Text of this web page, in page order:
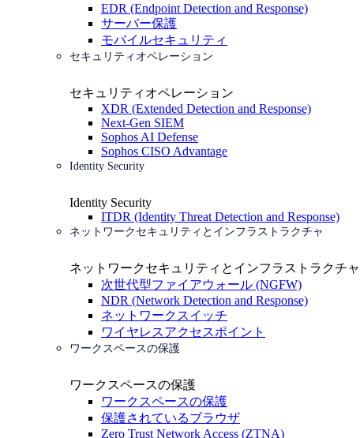
EDR (Endpoint Detection and Response)
サーバー保護
モバイルセキュリティ
セキュリティオペレーション
セキュリティオペレーション
XDR (Extended Detection and Response)
Next-Gen SIEM
Sophos AI Defense
Sophos CISO Advantage
Identity Security
Identity Security
ITDR (Identity Threat Detection and Response)
ネットワークセキュリティとインフラストラクチャ
ネットワークセキュリティとインフラストラクチャ
次世代型ファイアウォール (NGFW)
NDR (Network Detection and Response)
ネットワークスイッチ
ワイヤレスアクセスポイント
ワークスペースの保護
ワークスペースの保護
ワークスペースの保護
保護されているブラウザ
Zero Trust Network Access (ZTNA)